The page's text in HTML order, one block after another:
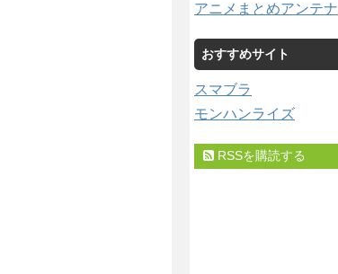
アニメまとめアンテナ
おすすめサイト
スマブラ
モンハンライズ
RSSを購読する